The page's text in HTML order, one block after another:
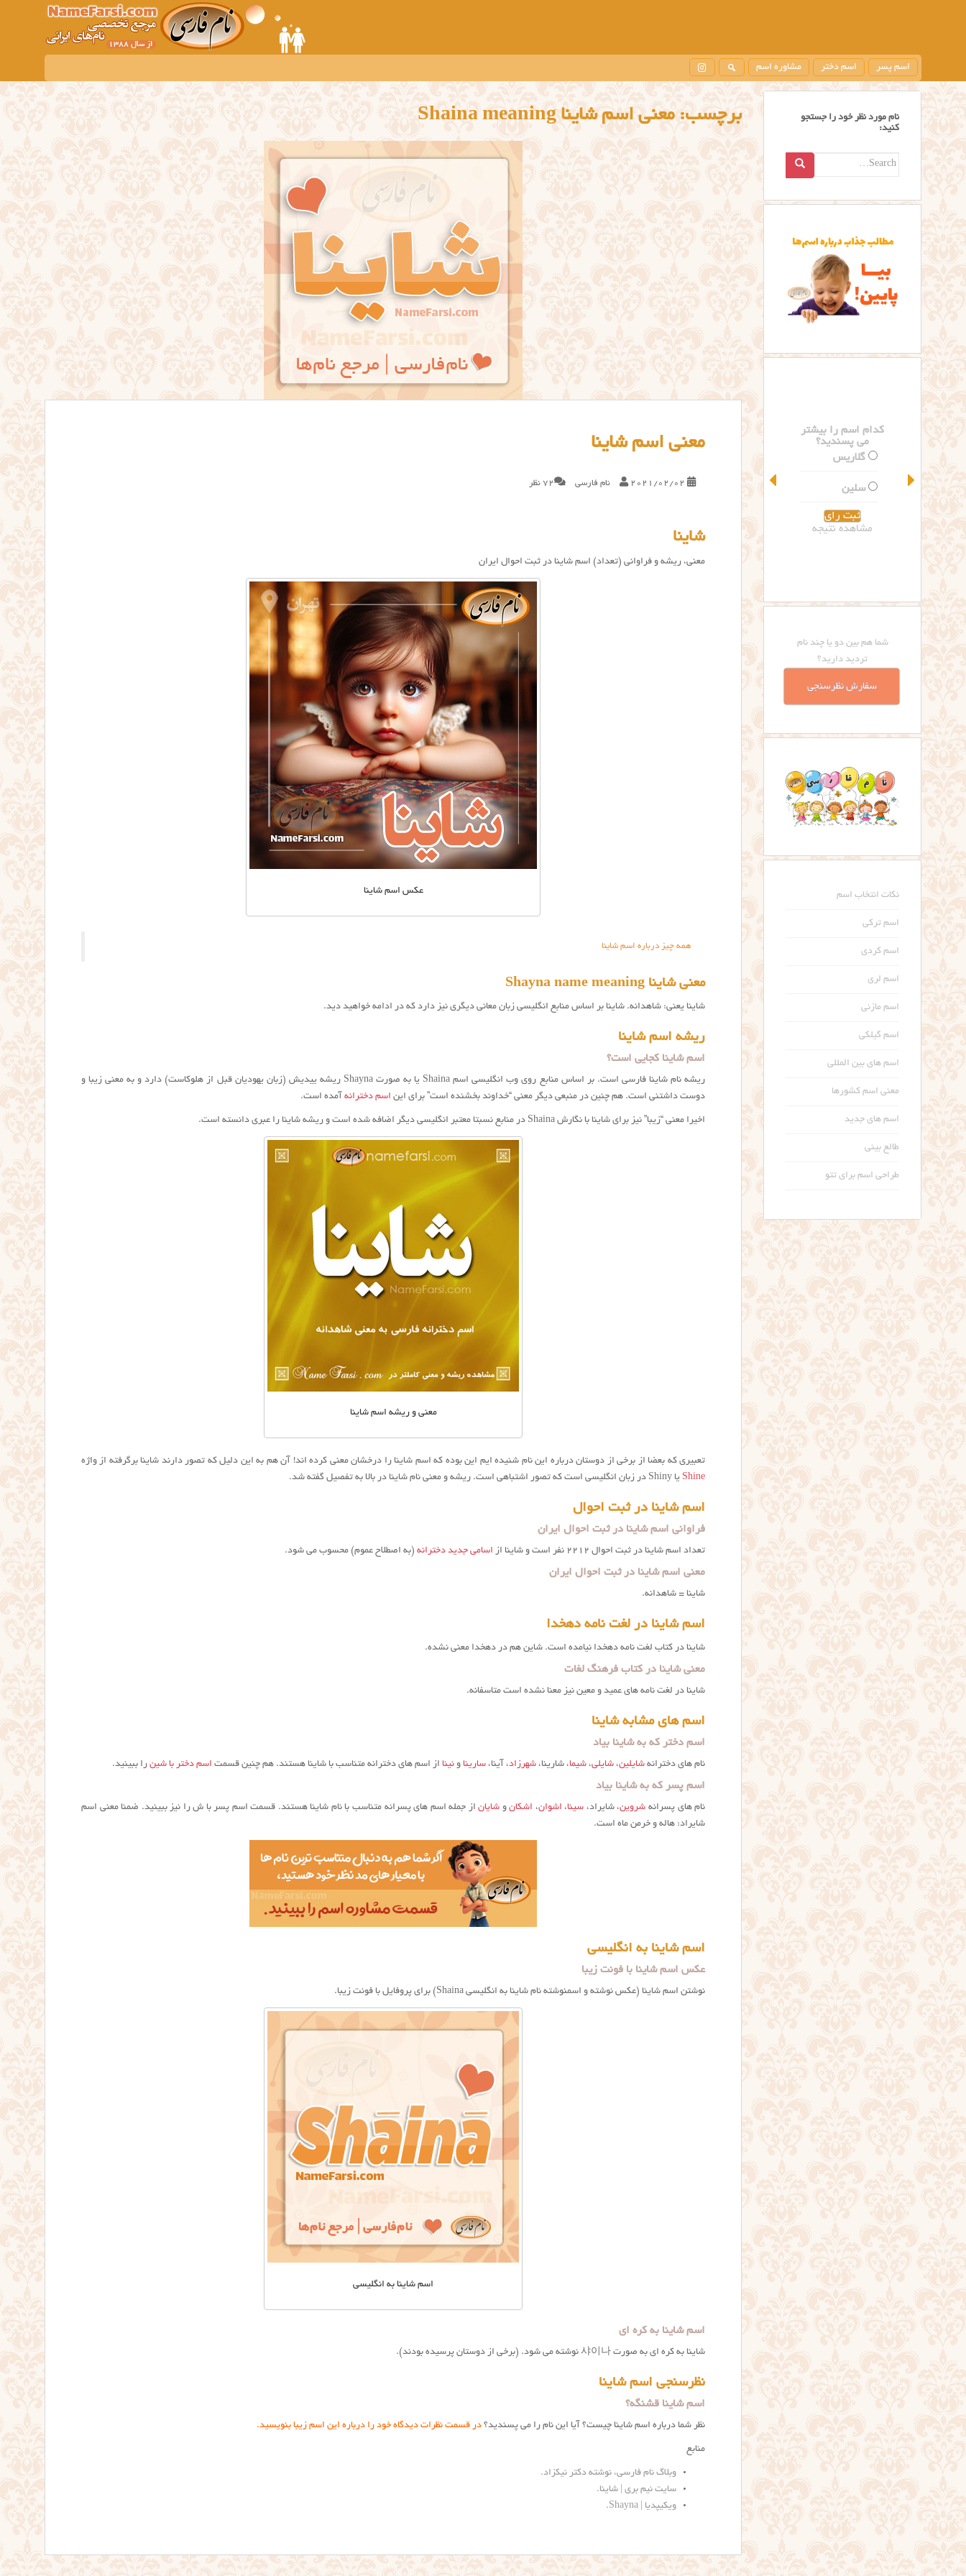
m
i
n
t
e
n
اسم پسر اسم دختر مشاوره اسم
برچسب:معني اسم شاينا Shaina meaning
معنی اسم شاینا
2021/02/02 نام فارسی 72 نظر
شاینا
معنی، ریشه و فراوانی (تعداد) اسم شاینا در ثبت احوال ایران
عکس اسم شاینا
همه چیز درباره اسم شاینا
معنی شاینا Shayna name meaning
شاینا یعنی: شاهدانه. شاینا بر اساس منابع انگلیسی زبان معانی دیگری نیز دارد که در ادامه خواهید دید.
ریشه اسم شاینا
اسم شاینا کجایی است؟
ریشه نام شاینا فارسی است. بر اساس منابع روی وب انگلیسی اسم Shaina یا به صورت Shayna ریشه ییدیش (زبان یهودیان قبل از هلوکاست) دارد و به معنی زیبا و
دوست داشتنی است. هم چنین در منبعی دیگر معنی “خداوند بخشنده است” برای این اسم دخترانه آمده است.
اخیرا معنی “زیبا” نیز برای شاینا با نگارش Shaina در منابع نسبتا معتبر انگلیسی دیگر اضافه شده است و ریشه شاينا را عبری دانسته است.
معنی و ریشه اسم شاینا
تعبیری که بعضا از برخی از دوستان درباره این نام شنیده ایم این بوده که اسم شاینا را درخشان معنی کرده اند! آن هم به این دلیل که تصور دارند شاينا برگرفته از واژه
Shine یا Shiny در زبان انگلیسی است که تصور اشتباهی است. ریشه و معنی نام شاینا در بالا به تفصیل گفته شد.
اسم شاینا در ثبت احوال
فراوانی اسم شاینا در ثبت احوال ایران
تعداد اسم شاینا در ثبت احوال ۲۲۱۲ نفر است و شاينا از اسامی جدید دخترانه (به اصطلاح عموم) محسوب می شود.
معنی اسم شاینا در ثبت احوال ایران
شاینا = شاهدانه.
اسم شاینا در لغت نامه دهخدا
شاینا در کتاب لغت نامه دهخدا نیامده است. شاین هم در دهخدا معنی نشده.
معنی شاینا در کتاب فرهنگ لغات
شاینا در لغت نامه های عمید و معین نیز معنا نشده است متاسفانه.
اسم های مشابه شاینا
اسم دختر که به شاینا بیاد
نام های دخترانه شایلین، شایلی، شیما، شارینا، شهرزاد، آینا، سارینا و نینا از اسم های دخترانه متناسب با شاینا هستند. هم چنین قسمت اسم دختر با شین را ببینید.
اسم پسر که به شاینا بیاد
نام های پسرانه شروین، شایراد، سینا، اشوان، اشکانو شایاناز جمله اسم های پسرانه متناسب با نام شاینا هستند. قسمت اسم پسر با ش را نیز ببینید. ضمنا معنی اسم
شایراد: هاله و خرمن ماه است.
اسم شاینا به انگلیسی
عکس اسم شاینا با فونت زیبا
نوشتن اسم شاینا (عکس نوشته و اسمنوشته نام شاینا به انگلیسی Shaina) برای پروفایل با فونت زیبا.
اسم شاینا به انگلیسی
اسم شاینا به کره ای
شاینا به کره ای به صورت 샤이나 نوشته می شود. (برخی از دوستان پرسیده بودند).
نظرسنجی اسم شاینا
اسم شاینا قشنگه؟
نظر شما درباره اسم شاینا چیست؟ آیا این نام را می پسندید؟ در قسمت نظرات دیدگاه خود را درباره این اسم زیبا بنویسید.
منابع
وبلاگ نام فارسی، نوشته دکتر نیکزاد.
سایت نیم بری | شاینا.
ویکیپدیا | Shayna
.
نام مورد نظر خود را جستجو
کنید:
Search
کدام اسم را بیشتر
می پسندید؟
گلاریس
سلین
مشاهده نتیجه
شما هم بین دو یا چند نام
تردید دارید؟
سفارش نظرسنجی
نکات انتخاب اسم
اسم ترکی
اسم کردی
اسم لری
اسم مازنی
اسم گیلکی
اسم های بین المللی
معنی اسم کشورها
اسم های جدید
طالع بینی
طراحی اسم برای تتو